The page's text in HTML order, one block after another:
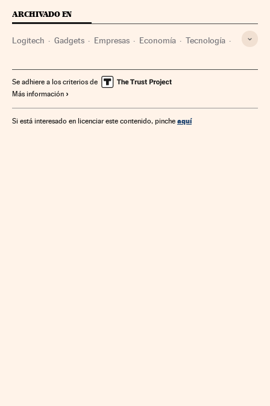
ARCHIVADO EN
Logitech Gadgets Empresas Economía Tecnología
Se adhiere a los criterios de
Más información
Si está interesado en licenciar este contenido, pinche aquí